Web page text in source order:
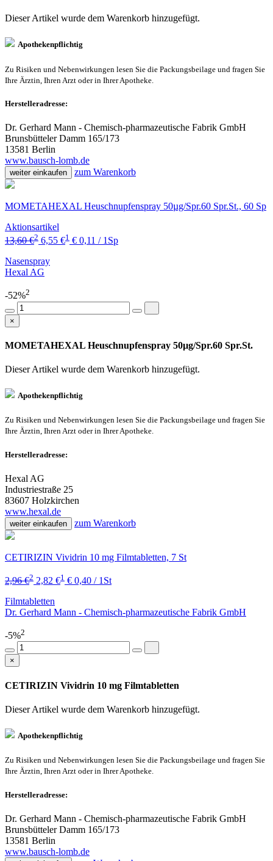
Dieser Artikel wurde dem Warenkorb hinzugefügt.
Apothekenpflichtig
Zu Risiken und Nebenwirkungen lesen Sie die Packungsbeilage und fragen Sie
Ihre Ärztin, Ihren Arzt oder in Ihrer Apotheke.
Herstelleradresse:
Dr. Gerhard Mann - Chemisch-pharmazeutische Fabrik GmbH
Brunsbütteler Damm 165/173
13581 Berlin
www.bausch-lomb.de
weiter einkaufen zum Warenkorb
MOMETAHEXAL Heuschnupfenspray 50µg/Spr.60 Spr.St., 60 Sp
Aktionsartikel
13,60 €2 6,55 €1 € 0,11 / 1Sp
Nasenspray
Hexal AG
-52%2
×
MOMETAHEXAL Heuschnupfenspray 50µg/Spr.60 Spr.St.
Dieser Artikel wurde dem Warenkorb hinzugefügt.
Apothekenpflichtig
Zu Risiken und Nebenwirkungen lesen Sie die Packungsbeilage und fragen Sie
Ihre Ärztin, Ihren Arzt oder in Ihrer Apotheke.
Herstelleradresse:
Hexal AG
Industriestraße 25
83607 Holzkirchen
www.hexal.de
weiter einkaufen zum Warenkorb
CETIRIZIN Vividrin 10 mg Filmtabletten, 7 St
2,96 €2 2,82 €1 € 0,40 / 1St
Filmtabletten
Dr. Gerhard Mann - Chemisch-pharmazeutische Fabrik GmbH
-5%2
×
CETIRIZIN Vividrin 10 mg Filmtabletten
Dieser Artikel wurde dem Warenkorb hinzugefügt.
Apothekenpflichtig
Zu Risiken und Nebenwirkungen lesen Sie die Packungsbeilage und fragen Sie
Ihre Ärztin, Ihren Arzt oder in Ihrer Apotheke.
Herstelleradresse:
Dr. Gerhard Mann - Chemisch-pharmazeutische Fabrik GmbH
Brunsbütteler Damm 165/173
13581 Berlin
www.bausch-lomb.de